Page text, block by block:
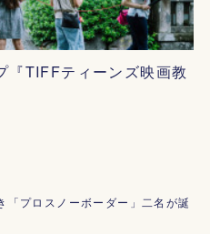
『TIFFティーンズ映画教
「プロスノーボーダー」二名が誕